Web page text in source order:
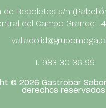
de Recoletos s/n
del Campo Grande |
T. 983 30 36 99
© 2026 Gastrobar
derechos reservados.